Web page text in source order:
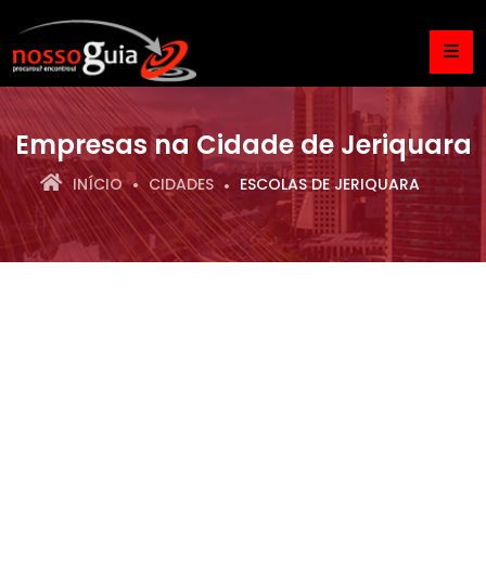
Empresas na Cidade de Jeriquara
INÍCIO CIDADES ESCOLAS DE JERIQUARA